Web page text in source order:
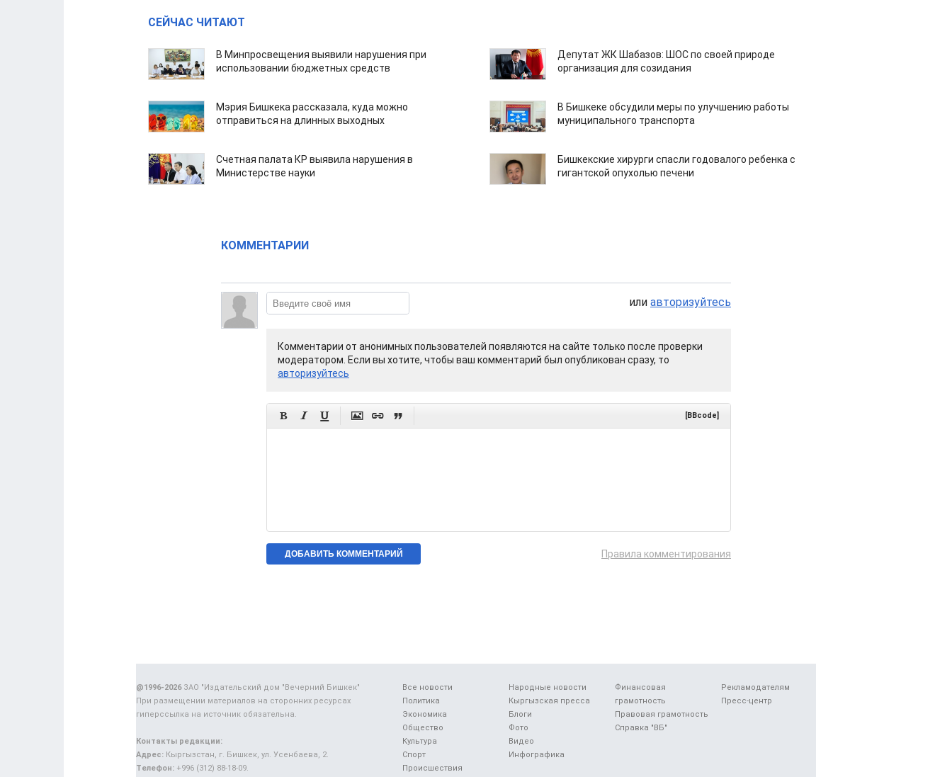
СЕЙЧАС ЧИТАЮТ
В Минпросвещения выявили нарушения при
использовании бюджетных средств
Депутат ЖК Шабазов: ШОС по своей природе
организация для созидания
Мэрия Бишкека рассказала, куда можно
отправиться на длинных выходных
В Бишкеке обсудили меры по улучшению работы
муниципального транспорта
Счетная палата КР выявила нарушения в
Министерстве науки
Бишкекские хирурги спасли годовалого ребенка с
гигантской опухолью печени
КОММЕНТАРИИ
или авторизуйтесь
Комментарии от анонимных пользователей появляются на сайте только после проверки
модератором. Если вы хотите, чтобы ваш комментарий был опубликован сразу, то
авторизуйтесь
      [BBcode]
Правила комментирования
Все новости
Политика
Экономика
Общество
Культура
Спорт
Происшествия
Народные новости
Кыргызская пресса
Блоги
Фото
Видео
Инфографика
Финансовая
грамотность
Правовая грамотность
Справка "ВБ"
Рекламодателям
Пресс-центр
@1996-2026ЗАО "Издательский дом "Вечерний Бишкек"
При размещении материалов на сторонних ресурсах
гиперссылка на источник обязательна.
Контакты редакции:
Адрес: Кыргызстан, г. Бишкек, ул. Усенбаева, 2.
Телефон: +996 (312) 88-18-09.